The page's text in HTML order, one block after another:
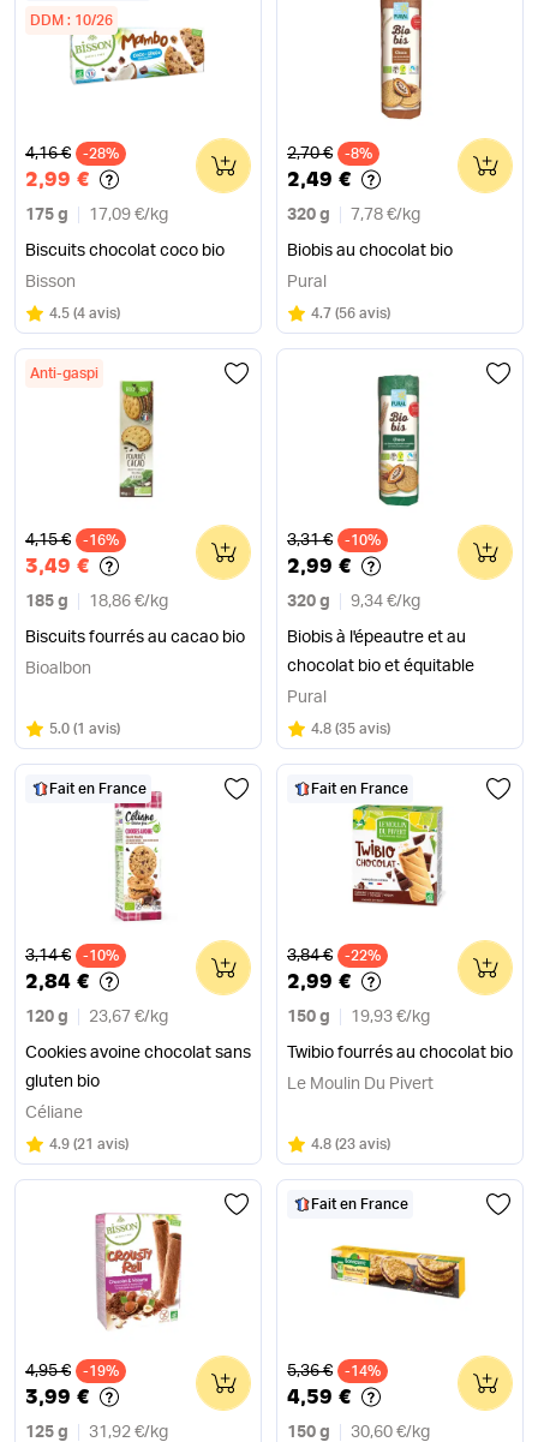
DDM : 10/26
Ancien prix
4,16 € -28%
2,99 €
175 g 17,09 €/ kg
Biscuits chocolat coco bio
0
Bisson
Note
4.5 sur 5
(4 avis)
Ancien prix
2,70 € -8%
2,49 €
320 g 7,78 €/ kg
Biobis au chocolat bio
0
Pural
Note
4.7 sur 5
(56 avis)
Anti-gaspi
Ancien prix
4,15 € -16%
3,49 €
185 g 18,86 €/ kg
Biscuits fourrés au cacao bio
0
Bioalbon
Note
5.0 sur 5
(1 avis)
Ancien prix
3,31 € -10%
2,99 €
320 g 9,34 €/ kg
Biobis à l'épeautre et au
chocolat bio et équitable
0
Pural
Note
4.8 sur 5
(35 avis)
Fait en France
Ancien prix
3,14 € -10%
2,84 €
120 g 23,67 €/ kg
Cookies avoine chocolat sans
gluten bio
0
Céliane
Note
4.9 sur 5
(21 avis)
Fait en France
Ancien prix
3,84 € -22%
2,99 €
150 g 19,93 €/ kg
Twibio fourrés au chocolat bio
0
Le Moulin Du Pivert
Note
4.8 sur 5
(23 avis)
Ancien prix
4,95 € -19%
3,99 €
125 g 31,92 €/ kg
0
Fait en France
Ancien prix
5,36 € -14%
4,59 €
150 g 30,60 €/ kg
0